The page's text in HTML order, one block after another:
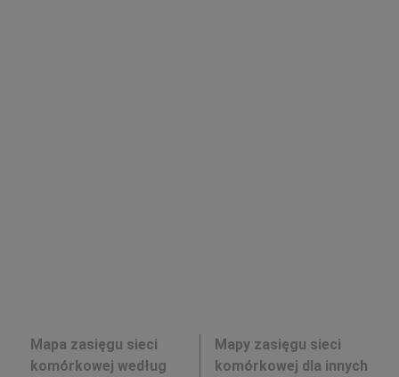
Mapa zasięgu sieci
komórkowej według
Mapy zasięgu sieci
komórkowej dla innych